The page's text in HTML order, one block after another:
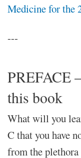
Medicine for the
---
PREFACE
this book
What will you
C that you have
from the